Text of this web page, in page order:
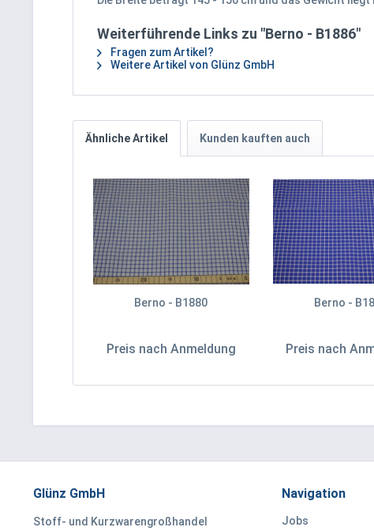
Weiterführende Links zu "Berno - B1886"
Fragen zum Artikel?
Weitere Artikel von Glünz GmbH
Ähnliche Artikel Kunden kauften auch
Berno - B1880
Preis nach Anmeldung
Berno -
Preis nach
Glünz GmbH
Stoff- und Kurzwarengroßhandel
Navigation
Jobs